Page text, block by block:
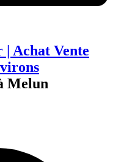
Achat Vente
Melun